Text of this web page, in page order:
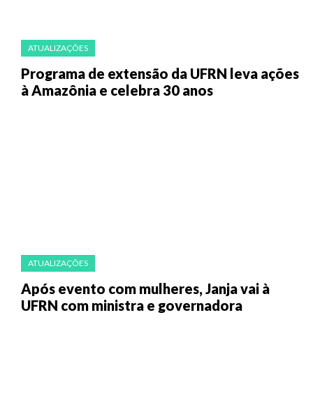
ATUALIZAÇÕES
Programa de extensão da UFRN leva ações
à Amazônia e celebra 30 anos
ATUALIZAÇÕES
Após evento com mulheres, Janja vai à
UFRN com ministra e governadora